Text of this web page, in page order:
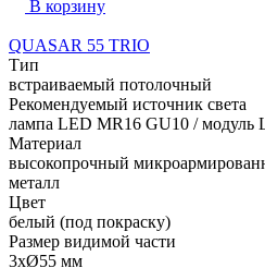
В корзину
QUASAR 55 TRIO
Тип
встраиваемый потолочный
Рекомендуемый источник света
лампа LED MR16 GU10 / модуль
Материал
высокопрочный
металл
Цвет
белый (под покраску)
Размер видимой части
3xØ55 мм